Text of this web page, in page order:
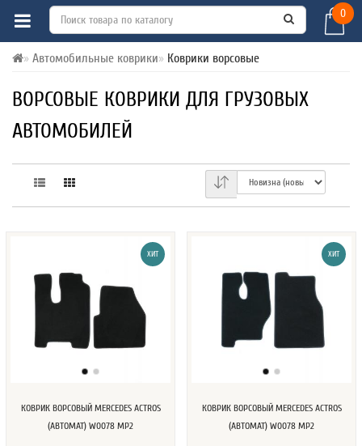
0
Автомобильные коврики Коврики ворсовые
ВОРСОВЫЕ КОВРИКИ ДЛЯ ГРУЗОВЫХ
АВТОМОБИЛЕЙ
ХИТ
КОВРИК ВОРСОВЫЙ MERCEDES ACTROS
(АВТОМАТ) W0078 MP2
ХИТ
КОВРИК ВОРСОВЫЙ MERCEDES ACTROS
(АВТОМАТ) W0078 MP2